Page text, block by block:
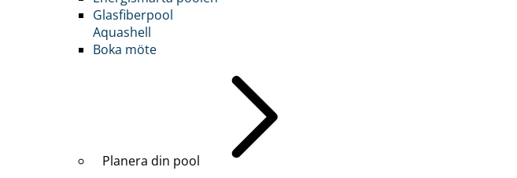
Glasfiberpool
Aquashell
Boka möte
Planera din pool